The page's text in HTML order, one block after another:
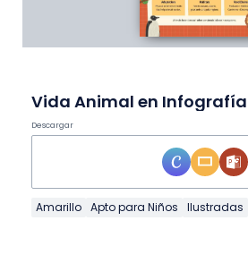
Vida Animal en Infografía
Descargar
Amarillo Apto para Niños Ilustradas